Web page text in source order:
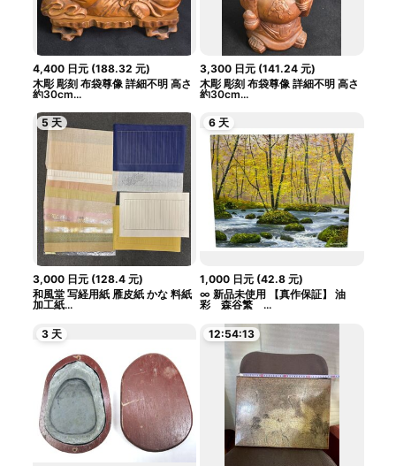
4,400 日元(188.32 元)
木彫 彫刻 布袋尊像 詳細不明 高さ
約30cm...
3,300 日元 (141.24 元)
木彫 彫刻 布袋尊像 詳細不明 高さ
約30cm...
5 天
3,000 日元(128.4 元)
和風堂 写経用紙 雁皮紙 かな 料紙
加工紙...
6 天
1,000 日元 (42.8 元)
∞ 新品未使用 【真作保証】 油
彩 森谷繁 ...
3 天 12:54:12